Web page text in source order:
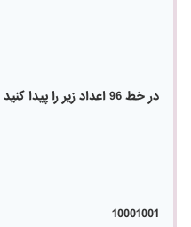
در خط 96 اعداد زیر را پیدا کنید
10001001